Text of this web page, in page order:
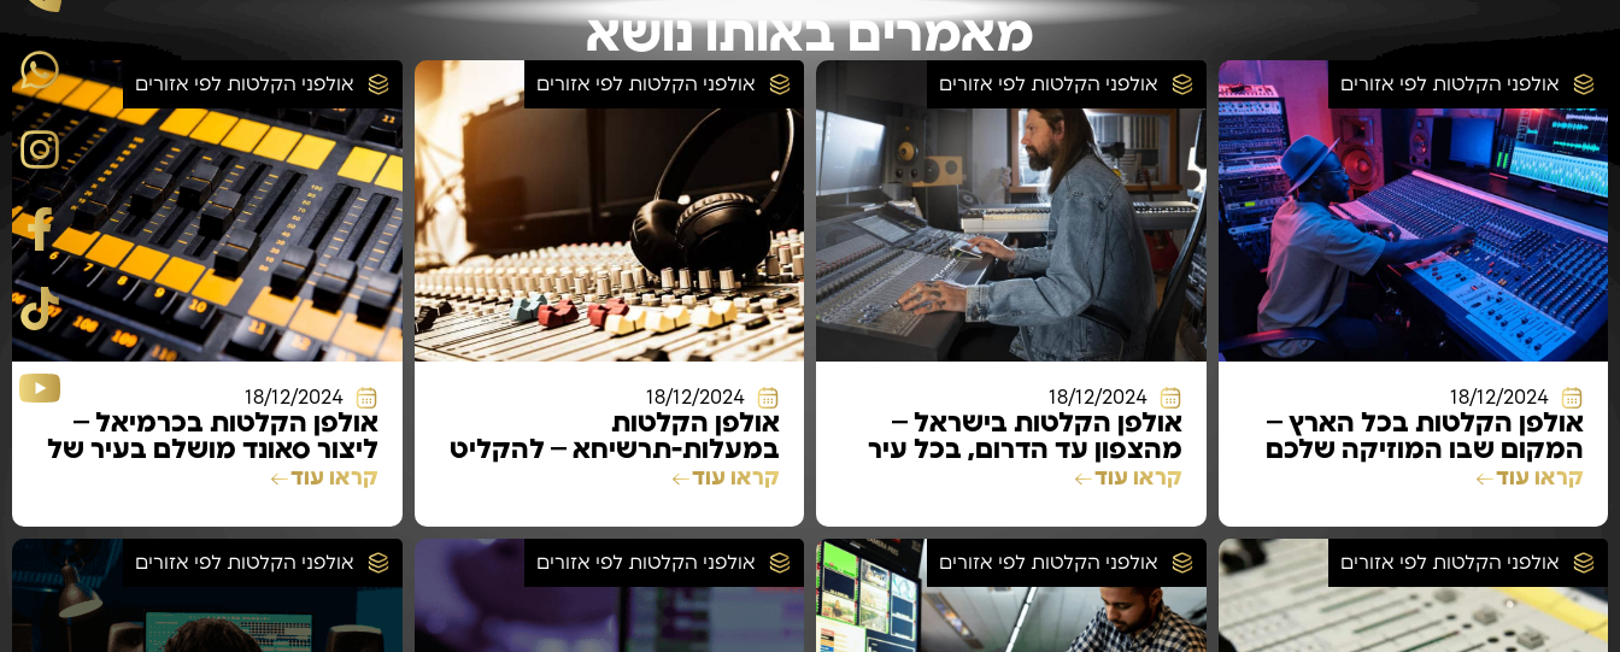
מאמרים באותו נושא
אולפני הקלטות לפי אזורים
18/12/2024
אולפן הקלטות בכל הארץ –
המקום שבו המוזיקה שלכם
מקבלת חיים
קראו עוד
אולפני הקלטות לפי אזורים
18/12/2024
אולפן הקלטות בישראל –
מהצפון עד הדרום, בכל עיר
ובכל מקום
קראו עוד
אולפני הקלטות לפי אזורים
18/12/2024
אולפן הקלטות
במעלות-תרשיחא – להקליט
בלב הגליל המערבי עם
קראו עוד
אולפני הקלטות לפי אזורים
18/12/2024
אולפן הקלטות בכרמיאל –
ליצור סאונד מושלם בעיר של
תרבות וגליל
קראו עוד
אולפני הקלטות לפי אזורים אולפני הקלטות לפי אזורים אולפני הקלטות לפי אזורים אולפני הקלטות לפי אזורים